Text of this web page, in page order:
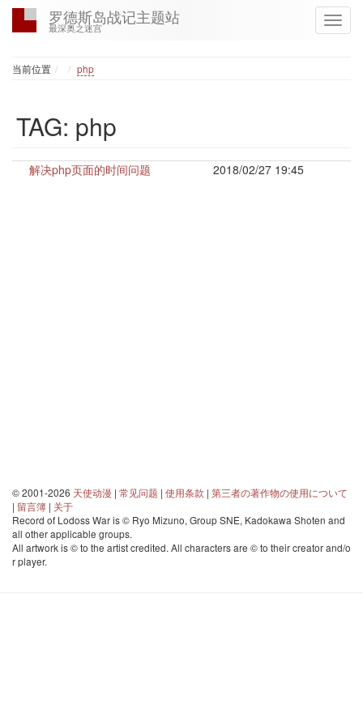
罗德斯岛战记主题站
最深奥之迷宫
当前位置 Home
php
TAG: php
解决php页面的时间问题 2018/02/27 19:45
© 2001-2026 天使动漫 | 常见问题 | 使用条款 | 第三者の著作物の使用について
| 留言簿 | 关于
Record of Lodoss War is © Ryo Mizuno, Group SNE, Kadokawa Shoten and
all other applicable groups.
All artwork is © to the artist credited. All characters are © to their creator and/o
r player.